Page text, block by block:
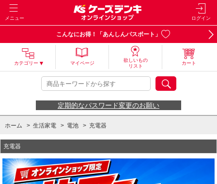
メニュー ログイン
こんなにお得！「あんしんパスポート」
カテゴリー マイページ
欲しいもの
リスト
カート
定期的なパスワード変更のお願い
ホーム > 生活家電 > 電池 > 充電器
充電器